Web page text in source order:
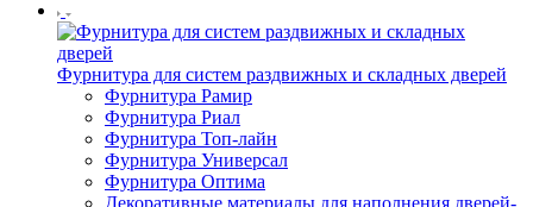
Фурнитура для систем раздвижных и складных дверей
Фурнитура Рамир
Фурнитура Риал
Фурнитура Топ-лайн
Фурнитура Универсал
Фурнитура Оптима
Декоративные материалы для наполнения дверей-